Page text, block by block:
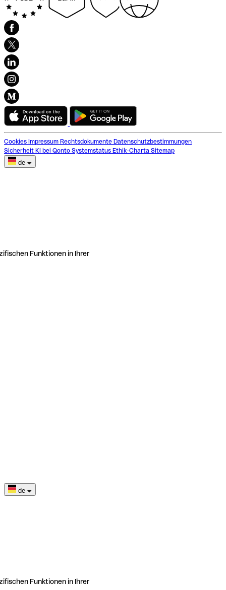
Cookies Impressum Rechtsdokumente Datenschutzbestimmungen
Sicherheit KI bei Qonto Systemstatus Ethik-Charta Sitemap
de
Funktionen in Ihrer
de
Funktionen in Ihrer